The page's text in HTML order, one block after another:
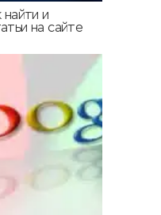
найти и
на сайте